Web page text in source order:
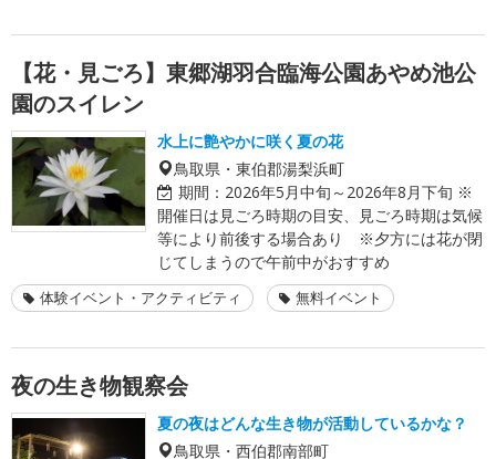
【花・見ごろ】東郷湖羽合臨海公園あやめ池公
園のスイレン
水上に艶やかに咲く夏の花
鳥取県・東伯郡湯梨浜町
期間： 2026年5月中旬～2026年8月下旬 ※
開催日は見ごろ時期の目安、見ごろ時期は気候
等により前後する場合あり ※夕方には花が閉
じてしまうので午前中がおすすめ
体験イベント・アクティビティ 無料イベント
夜の生き物観察会
夏の夜はどんな生き物が活動しているかな？
鳥取県・西伯郡南部町